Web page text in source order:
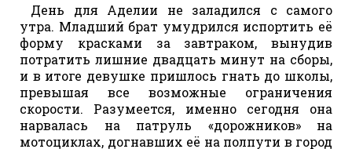
День для Аделии не заладился с самого
утра. Младший брат умудрился испортить её
форму красками за завтраком, вынудив
потратить лишние двадцать минут на сборы,
и в итоге девушке пришлось гнать до школы,
превышая все возможные ограничения
скорости. Разумеется, именно сегодня она
нарвалась на патруль «дорожников» на
мотоциклах, догнавших её на полпути в город